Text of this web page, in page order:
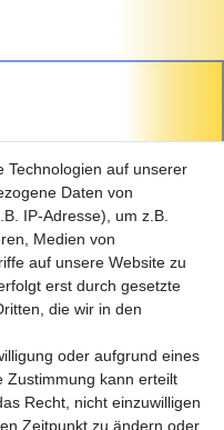
Technologien auf unserer
Daten von
IP-Adresse), um z.B.
Medien von
auf unsere Website zu
erst durch gesetzte
die wir in den
oder aufgrund eines
Zustimmung kann erteilt
Recht, nicht einzuwilligen
Zeitpunkt zu ändern oder